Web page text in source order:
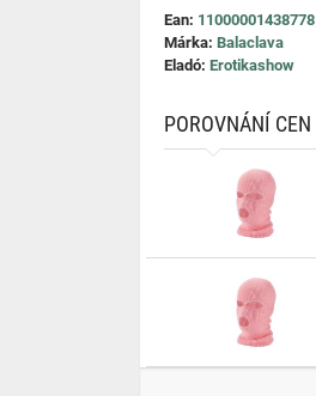
Ean: 11000001438778
Márka: Balaclava
Eladó: Erotikashow
POROVNÁNÍ CEN